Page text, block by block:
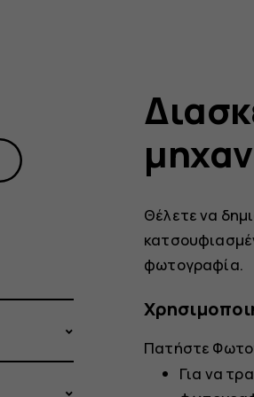
Θέλετε να
φωτογραφία.
Πατήστε
Για να